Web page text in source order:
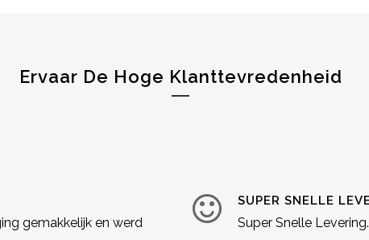
Ervaar De Hoge Klanttevredenheid
gemakkelijk en werd
SUPER SNELLE
Super Snelle